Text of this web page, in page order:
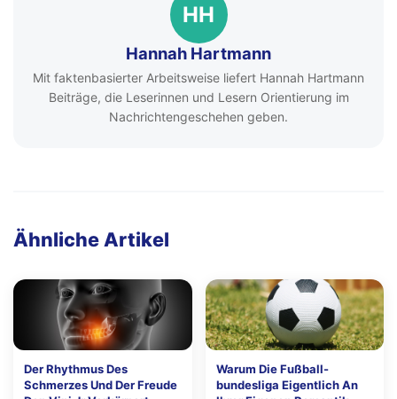
HH
Hannah Hartmann
Mit faktenbasierter Arbeitsweise liefert Hannah Hartmann
Beiträge, die Leserinnen und Lesern Orientierung im
Nachrichtengeschehen geben.
Ähnliche Artikel
Der Rhythmus Des
Schmerzes Und Der Freude
Warum Die Fußball-
bundesliga Eigentlich An